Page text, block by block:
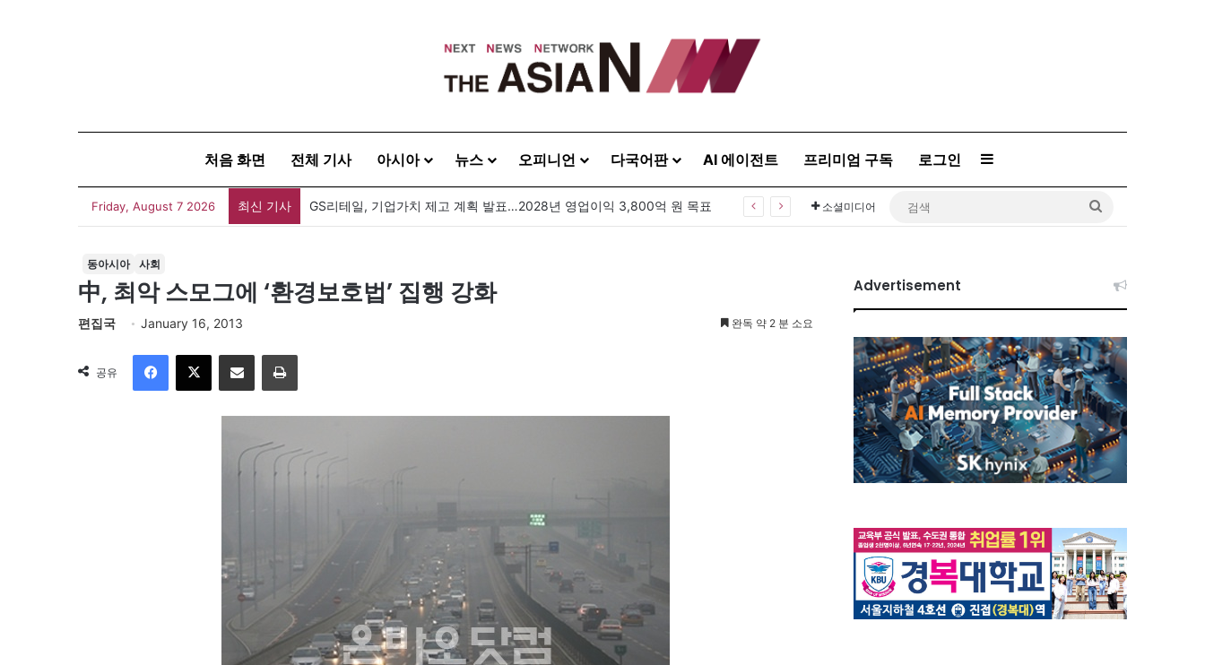
처음 화면 전체 기사 아시아 뉴스 오피니언 다국어판 AI 에이전트 프리미엄 구독 로그인 Sidebar
Friday, August 7 2026 최신 기사 GS리테일, 기업가치 제고 계획 발표…2028년 영업이익 3,800억 원 목표 소셜미디어
동아시아 사회
中, 최악 스모그에 ‘환경보호법’ 집행 강화
편집국 January 16, 2013 완독 약 2 분 소요
공유
이메일
Advertisement